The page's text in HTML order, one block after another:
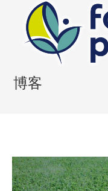
content
博客